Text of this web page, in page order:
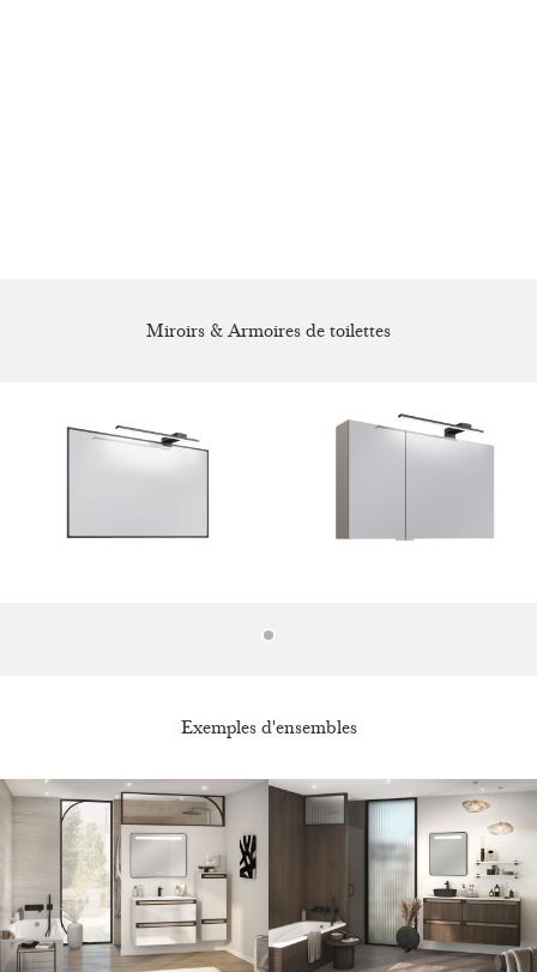
Miroirs & Armoires de toilettes
Exemples d'ensembles